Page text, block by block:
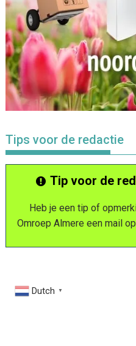
Tips voor de redactie
Tip voor de
Heb je een tip of
Omroep Almere een mail op
Dutch ▼